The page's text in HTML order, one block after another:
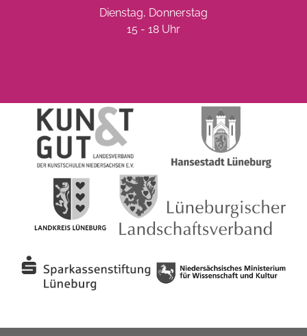
Dienstag, Donnerstag
15 - 18 Uhr